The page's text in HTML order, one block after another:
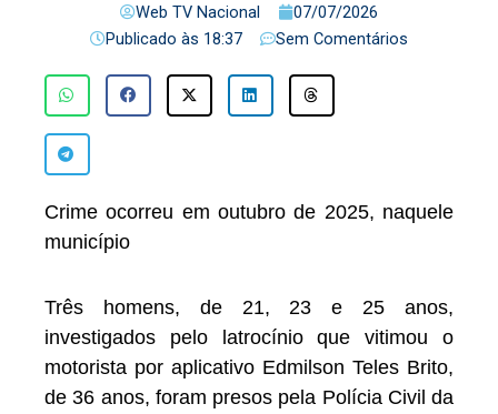
Web TV Nacional
07/07/2026
Publicado às 18:37 Sem Comentários
Crime ocorreu em outubro de 2025, naquele
município
Três homens, de 21, 23 e 25 anos,
investigados pelo latrocínio que vitimou o
motorista por aplicativo Edmilson Teles Brito,
de 36 anos, foram presos pela Polícia Civil da